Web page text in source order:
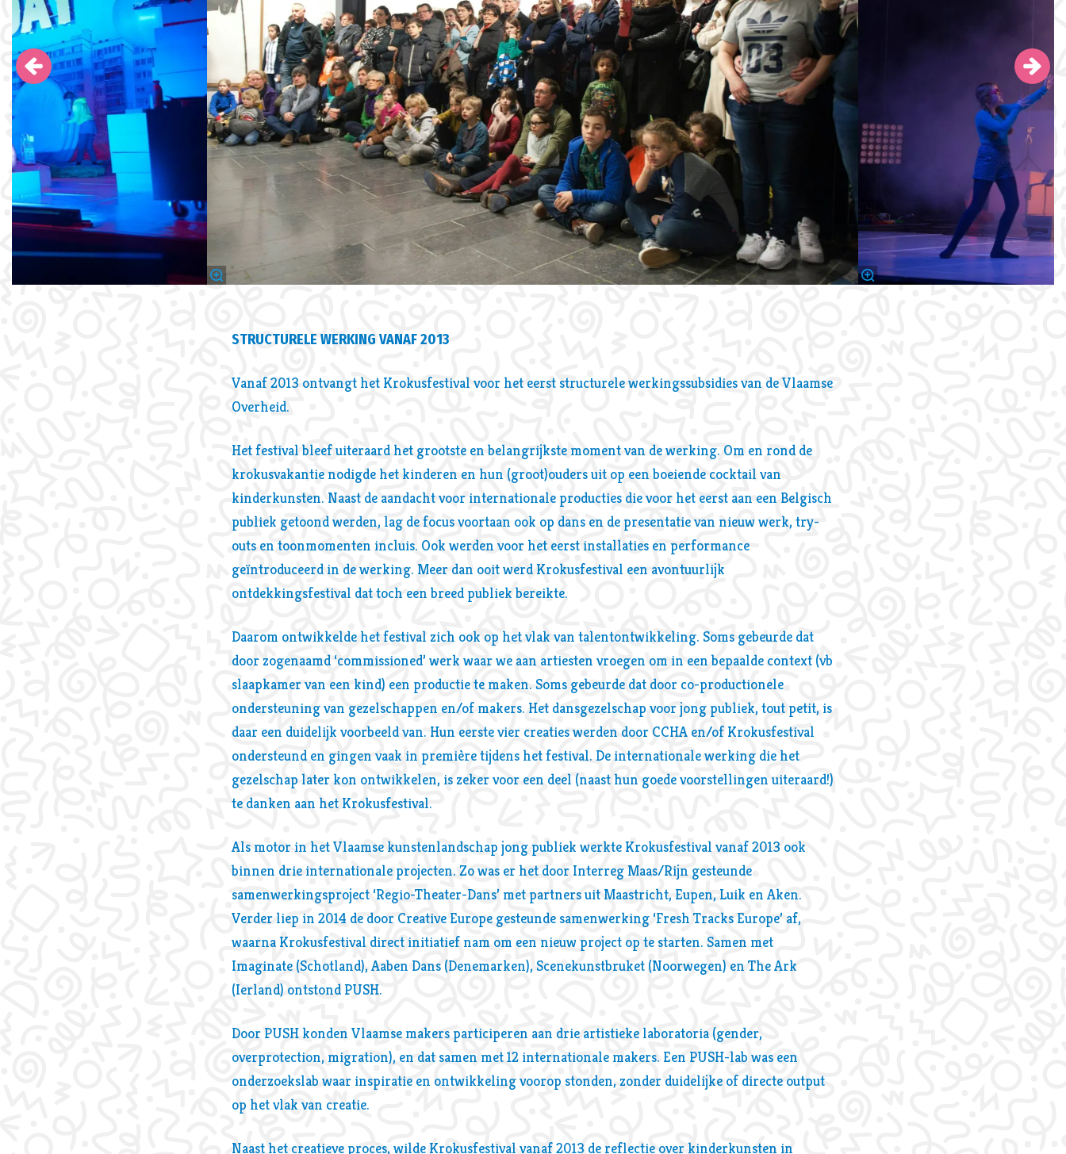
STRUCTURELE WERKING VANAF 2013
Vanaf 2013 ontvangt het Krokusfestival voor het eerst structurele werkingssubsidies van de Vlaamse
Overheid.
Het festival bleef uiteraard het grootste en belangrijkste moment van de werking. Om en rond de
krokusvakantie nodigde het kinderen en hun (groot)ouders uit op een boeiende cocktail van
kinderkunsten. Naast de aandacht voor internationale producties die voor het eerst aan een Belgisch
publiek getoond werden, lag de focus voortaan ook op dans en de presentatie van nieuw werk, try-
outs en toonmomenten incluis. Ook werden voor het eerst installaties en performance
geïntroduceerd in de werking. Meer dan ooit werd Krokusfestival een avontuurlijk
ontdekkingsfestival dat toch een breed publiek bereikte.
Daarom ontwikkelde het festival zich ook op het vlak van talentontwikkeling. Soms gebeurde dat
door zogenaamd ‘commissioned’ werk waar we aan artiesten vroegen om in een bepaalde context (vb
slaapkamer van een kind) een productie te maken. Soms gebeurde dat door co-productionele
ondersteuning van gezelschappen en/of makers. Het dansgezelschap voor jong publiek, tout petit, is
daar een duidelijk voorbeeld van. Hun eerste vier creaties werden door CCHA en/of Krokusfestival
ondersteund en gingen vaak in première tijdens het festival. De internationale werking die het
gezelschap later kon ontwikkelen, is zeker voor een deel (naast hun goede voorstellingen uiteraard!)
te danken aan het Krokusfestival.
Als motor in het Vlaamse kunstenlandschap jong publiek werkte Krokusfestival vanaf 2013 ook
binnen drie internationale projecten. Zo was er het door Interreg Maas/Rijn gesteunde
samenwerkingsproject ‘Regio-Theater-Dans’ met partners uit Maastricht, Eupen, Luik en Aken.
Verder liep in 2014 de door Creative Europe gesteunde samenwerking ‘Fresh Tracks Europe’ af,
waarna Krokusfestival direct initiatief nam om een nieuw project op te starten. Samen met
Imaginate (Schotland), Aaben Dans (Denemarken), Scenekunstbruket (Noorwegen) en The Ark
(Ierland) ontstond PUSH.
Door PUSH konden Vlaamse makers participeren aan drie artistieke laboratoria (gender,
overprotection, migration), en dat samen met 12 internationale makers. Een PUSH-lab was een
onderzoekslab waar inspiratie en ontwikkeling voorop stonden, zonder duidelijke of directe output
op het vlak van creatie.
Naast het creatieve proces, wilde Krokusfestival vanaf 2013 de reflectie over kinderkunsten in